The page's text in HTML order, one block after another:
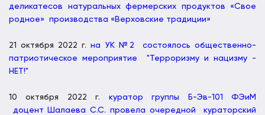
деликатесов натуральных фермерских продуктов «Свое
родное» производства «Верховские традиции»
21 октября 2022 г.на УК №2 состоялось общественно-
патриотическое мероприятие "Терроризму и нацизму -
НЕТ!"
10 октября 2022 г. куратор группы Б-Эв-101 ФЭиМ
доцент Шалаева С.С. провела очередной кураторский